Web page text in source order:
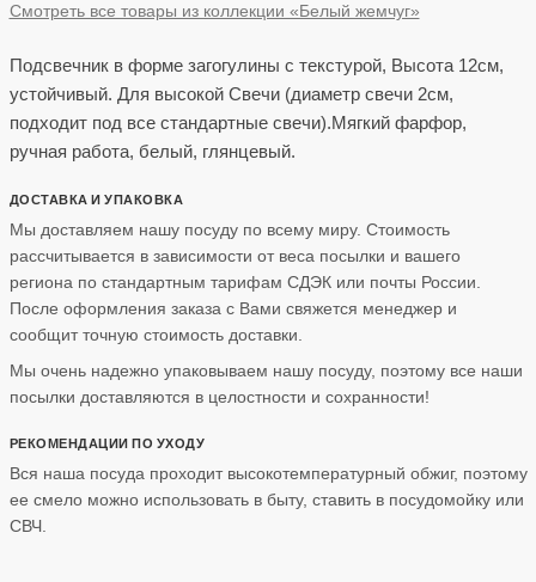
Смотреть все товары из коллекции «Белый жемчуг»
Подсвечник в форме загогулины с текстурой, Высота 12см,
устойчивый. Для высокой Свечи (диаметр свечи 2см,
подходит под все стандартные свечи).Мягкий фарфор,
ручная работа, белый, глянцевый.
ДОСТАВКА И УПАКОВКА
Мы доставляем нашу посуду по всему миру. Стоимость
рассчитывается в зависимости от веса посылки и вашего
региона по стандартным тарифам СДЭК или почты России.
После оформления заказа с Вами свяжется менеджер и
сообщит точную стоимость доставки.
Мы очень надежно упаковываем нашу посуду, поэтому все наши
посылки доставляются в целостности и сохранности!
РЕКОМЕНДАЦИИ ПО УХОДУ
Вся наша посуда проходит высокотемпературный обжиг, поэтому
ее смело можно использовать в быту, ставить в посудомойку или
СВЧ.